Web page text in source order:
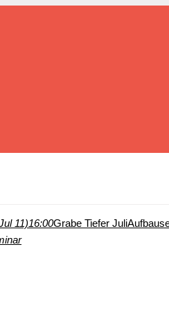
11)16:00Grabe Tiefer Juli